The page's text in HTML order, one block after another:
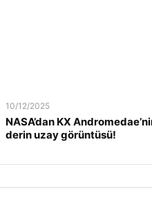
10/12/2025
NASA’dan KX
derin uzay görüntüsü!